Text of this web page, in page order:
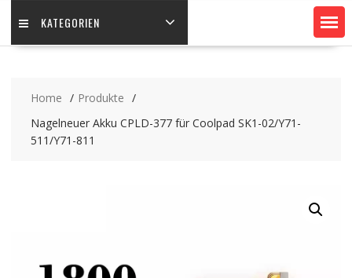
KATEGORIEN
Home
Produkte
Nagelneuer Akku CPLD-377 für Coolpad SK1-02/Y71-
511/Y71-811